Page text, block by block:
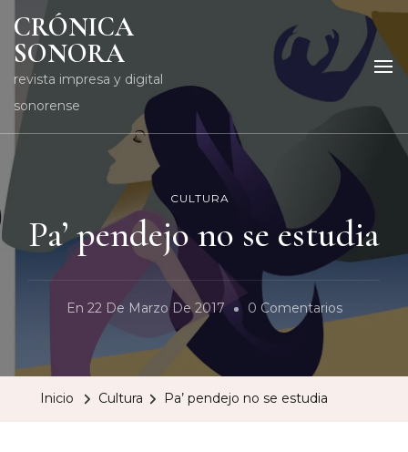
CRÓNICA
SONORA
revista impresa y digital
sonorense
CULTURA
Pa’ pendejo no se estudia
En 22 De Marzo De 2017 0 ComentariosEn
Inicio Cultura Pa’ pendejo no se estudia